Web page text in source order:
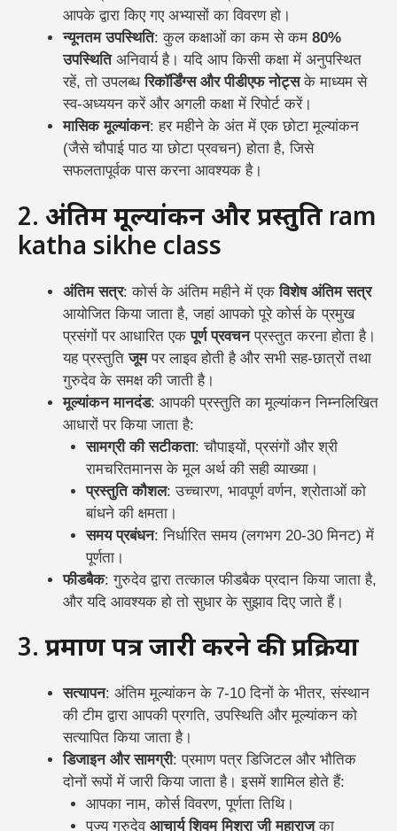
आपके द्वारा किए गए अभ्यासों का विवरण हो।
न्यूनतम उपस्थिति: कुल कक्षाओं का कम से कम 80%
उपस्थितिअनिवार्य है। यदि आप किसी कक्षा में अनुपस्थित
रहें, तो उपलब्धरिकॉर्डिंग्स और पीडीएफ नोट्सके माध्यम से
स्व-अध्ययन करें और अगली कक्षा में रिपोर्ट करें।
मासिक मूल्यांकन: हर महीने के अंत में एक छोटा मूल्यांकन
(जैसे चौपाई पाठ या छोटा प्रवचन) होता है, जिसे
सफलतापूर्वक पास करना आवश्यक है।
2. अंतिम मूल्यांकन और प्रस्तुति ram
katha sikhe class
अंतिम सत्र: कोर्स के अंतिम महीने में एकविशेष अंतिम सत्र
आयोजित किया जाता है, जहां आपको पूरे कोर्स के प्रमुख
प्रसंगों पर आधारित एकपूर्ण प्रवचनप्रस्तुत करना होता है।
यह प्रस्तुतिजूमपर लाइव होती है और सभी सह-छात्रों तथा
गुरुदेव के समक्ष की जाती है।
मूल्यांकन मानदंड: आपकी प्रस्तुति का मूल्यांकन निम्नलिखित
आधारों पर किया जाता है:
सामग्री की सटीकता: चौपाइयों, प्रसंगों और श्री
रामचरितमानस के मूल अर्थ की सही व्याख्या।
प्रस्तुति कौशल: उच्चारण, भावपूर्ण वर्णन, श्रोताओं को
बांधने की क्षमता।
समय प्रबंधन: निर्धारित समय (लगभग 20-30 मिनट) में
पूर्णता।
फीडबैक: गुरुदेव द्वारा तत्काल फीडबैक प्रदान किया जाता है,
और यदि आवश्यक हो तो सुधार के सुझाव दिए जाते हैं।
3. प्रमाण पत्र जारी करने की प्रक्रिया
सत्यापन: अंतिम मूल्यांकन के 7-10 दिनों के भीतर, संस्थान
की टीम द्वारा आपकी प्रगति, उपस्थिति और मूल्यांकन को
सत्यापित किया जाता है।
डिजाइन और सामग्री: प्रमाण पत्र डिजिटल और भौतिक
दोनों रूपों में जारी किया जाता है। इसमें शामिल होते हैं:
आपका नाम, कोर्स विवरण, पूर्णता तिथि।
पूज्य गुरुदेव आचार्य शिवम मिश्रा जी महाराजका